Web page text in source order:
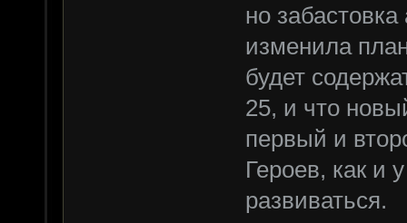
но
изменила
будет
25, и что
первый и
Героев, как и
развиваться.